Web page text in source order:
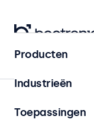
Home
Producten
Industrieën
Toepassingen